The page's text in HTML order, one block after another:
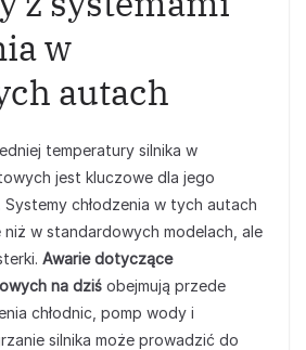
w
autach
temperatury silnika w
jest kluczowe dla jego
chłodzenia w tych autach
w standardowych modelach, ale
Awarie dotyczące
na dziś obejmują przede
chłodnic, pomp wody i
silnika może prowadzić do